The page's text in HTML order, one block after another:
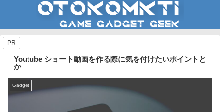
PR
Youtube ショート動画を作る際に気を付けたいポイントと
か
Gadget